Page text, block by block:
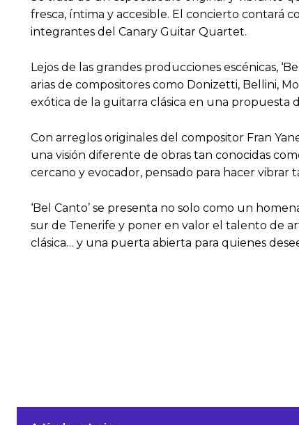
fresca, íntima y accesible. El concierto contará
integrantes del Canary Guitar Quartet.
Lejos de las grandes producciones escénicas,
arias de compositores como Donizetti, Bellini,
exótica de la guitarra clásica en una propuesta
Con arreglos originales del compositor Fran
una visión diferente de obras tan conocidas como
cercano y evocador, pensado para hacer
‘Bel Canto’ se presenta no solo como un
sur de Tenerife y poner en valor el talento de
clásica… y una puerta abierta para quienes